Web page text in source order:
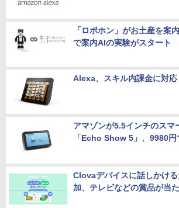
「ロボホン」がお土産を案
で案内AIの実験がスタート
Alexa、スキル内課金に対応
アマゾンが5.5インチのスマ
「Echo Show 5」、9980円
Clovaデバイスに話しかけ
加、テレビなどの賞品が当